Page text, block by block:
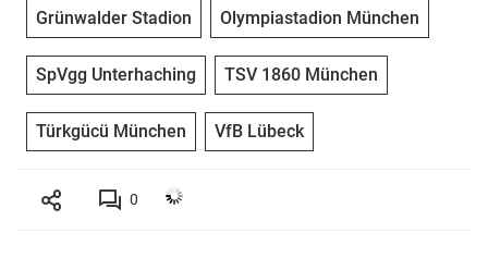
Grünwalder Stadion Olympiastadion München
SpVgg Unterhaching TSV 1860 München
Türkgücü München VfB Lübeck
0